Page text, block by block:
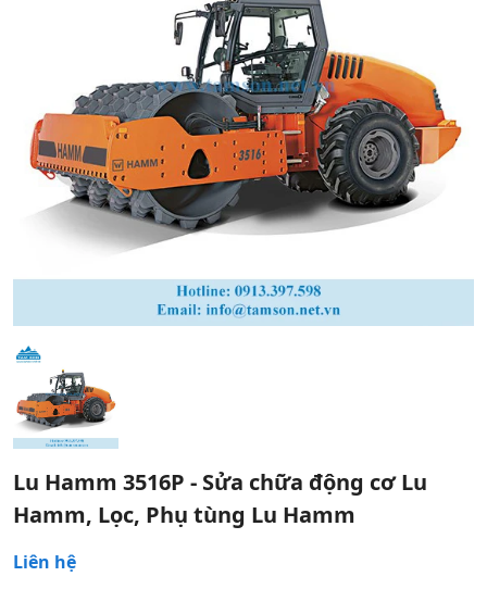
Lu Hamm 3516P - Sửa chữa động cơ Lu
Hamm, Lọc, Phụ tùng Lu Hamm
Liên hệ